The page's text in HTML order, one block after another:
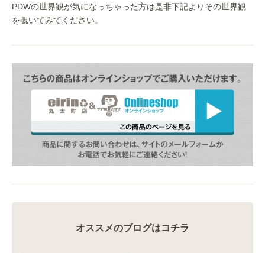
PDWの世界観が気になっちゃった方は是非下記よりその世界観
を覗いてみてください。
オススメのブログはコチラ